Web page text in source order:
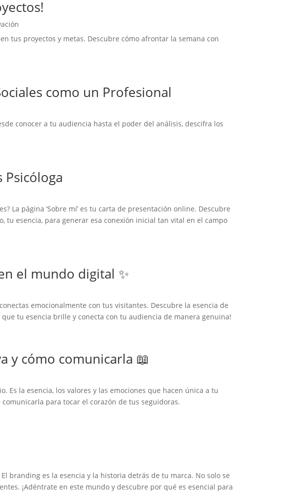
tus proyectos y metas. Descubre cómo afrontar la semana con
como un Profesional
conocer a tu audiencia hasta el poder del análisis, descifra los
Psicóloga
La página ‘Sobre mí’ es tu carta de presentación online. Descubre
esencia, para generar esa conexión inicial tan vital en el campo
el mundo digital ✨
emocionalmente con tus visitantes. Descubre la esencia de
tu esencia brille y conecta con tu audiencia de manera genuina!
y cómo comunicarla 📖
Es la esencia, los valores y las emociones que hacen única a tu
para tocar el corazón de tus seguidoras.
branding es la esencia y la historia detrás de tu marca. No solo se
¡Adéntrate en este mundo y descubre por qué es esencial para